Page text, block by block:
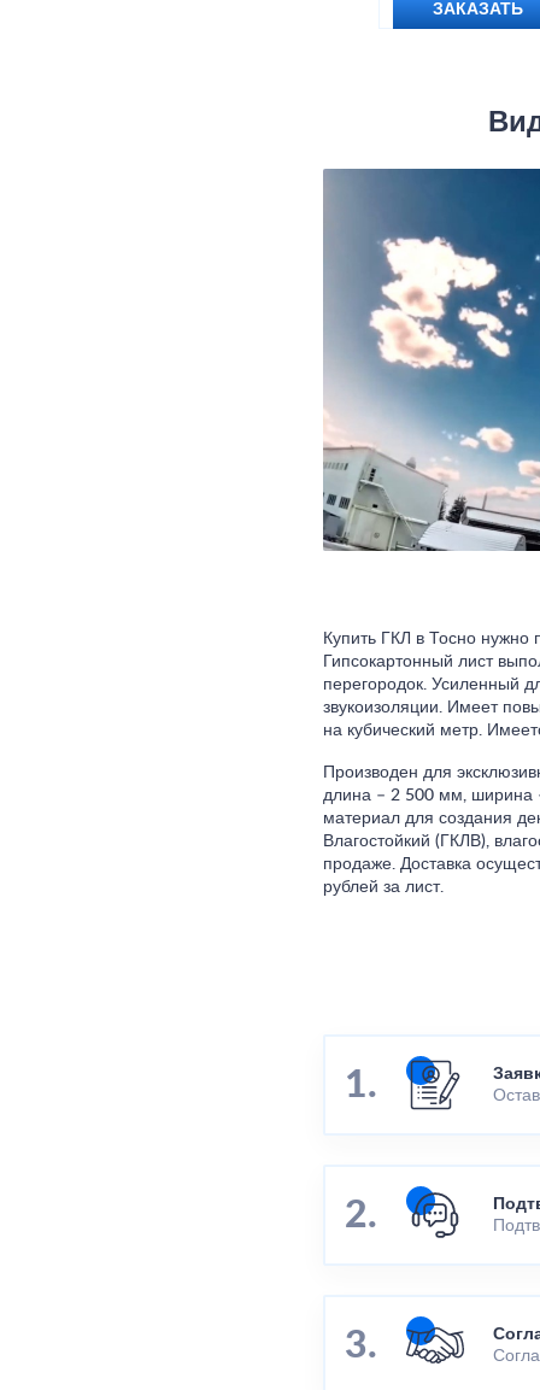
ЗАКАЗАТЬ
Купить ГКЛ в Тосно нужно
Гипсокартонный лист
перегородок. Усиленный
звукоизоляции. Имеет
на кубический метр.
Производен для
длина – 2 500 мм, ширина
материал для создания
Влагостойкий (ГКЛВ),
продаже. Доставка
рублей за лист.